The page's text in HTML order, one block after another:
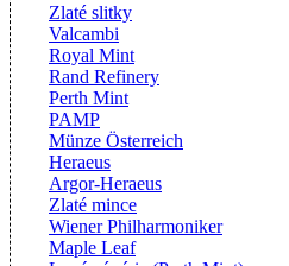
Zlaté slitky
Valcambi
Royal Mint
Rand Refinery
Perth Mint
PAMP
Münze Österreich
Heraeus
Argor-Heraeus
Zlaté mince
Wiener Philharmoniker
Maple Leaf